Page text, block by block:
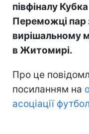
півфіналу
Переможці пар
вирішальному
в Житомирі.
Про це
посиланням на
асоціації